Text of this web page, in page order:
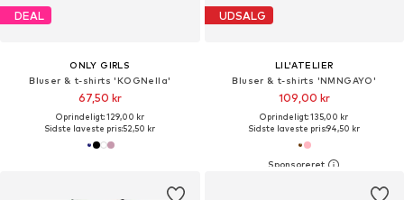
DEAL
ONLY GIRLS
Bluser & t-shirts 'KOGNella'
67,50 kr
Oprindeligt: 129,00 kr
Sidste laveste pris:52,50 kr
UDSALG
LIL'ATELIER
Bluser & t-shirts 'NMNGAYO'
109,00 kr
Oprindeligt: 135,00 kr
Sidste laveste pris:94,50 kr